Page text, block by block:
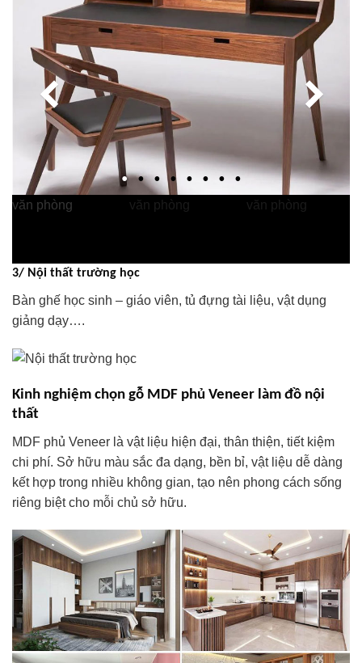
3/ Nội thất trường học
Bàn ghế học sinh – giáo viên, tủ đựng tài liệu, vật dụng
giảng dạy….
Kinh nghiệm chọn gỗ MDF phủ Veneer làm đồ nội
thất
MDF phủ Veneer là vật liệu hiện đại, thân thiện, tiết kiệm
chi phí. Sở hữu màu sắc đa dạng, bền bỉ, vật liệu dễ dàng
kết hợp trong nhiều không gian, tạo nên phong cách sống
riêng biệt cho mỗi chủ sở hữu.